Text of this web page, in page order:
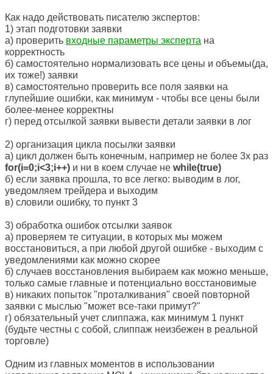
Как надо действовать писателю экспертов:
1) этап подготовки заявки
а) проверить входные параметры эксперта на
корректность
б) самостоятельно нормализовать все цены и объемы(да,
их тоже!) заявки
в) самостоятельно проверить все поля заявки на
глупейшие ошибки, как минимум - чтобы все цены были
более-менее корректны
г) перед отсылкой заявки вывести детали заявки в лог
2) организация цикла посылки заявки
а) цикл должен быть конечным, например не более 3х раз
for(i=0;i<3;i++) и ни в коем случае не while(true)
б) если заявка прошла, то все легко: выводим в лог,
уведомляем трейдера и выходим
в) словили ошибку, то пункт 3
3) обработка ошибок отсылки заявок
а) проверяем те ситуации, в которых мы можем
восстановиться, а при любой другой ошибке - выходим с
уведомлениями как можно скорее
б) случаев восстановления выбираем как можно меньше,
только самые главные и потенциально восстановимые
в) никаких попыток "проталкивания" своей повторной
заявки с мыслью "может все-таки примут?"
г) обязательный учет слиппажа, как минимум 1 пункт
(будьте честны с собой, слиппаж неизбежен в реальной
торговле)
Одним из главных моментов в использовании